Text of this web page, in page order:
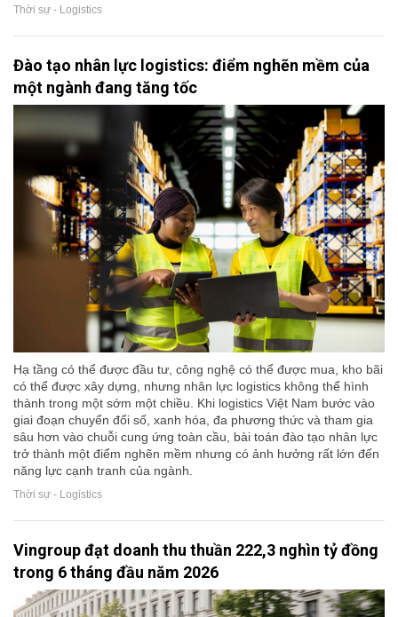
Thời sự - Logistics
Đào tạo nhân lực logistics: điểm nghẽn mềm của
một ngành đang tăng tốc
Hạ tầng có thể được đầu tư, công nghệ có thể được mua, kho bãi
có thể được xây dựng, nhưng nhân lực logistics không thể hình
thành trong một sớm một chiều. Khi logistics Việt Nam bước vào
giai đoạn chuyển đổi số, xanh hóa, đa phương thức và tham gia
sâu hơn vào chuỗi cung ứng toàn cầu, bài toán đào tạo nhân lực
trở thành một điểm nghẽn mềm nhưng có ảnh hưởng rất lớn đến
năng lực cạnh tranh của ngành.
Thời sự - Logistics
Vingroup đạt doanh thu thuần 222,3 nghìn tỷ đồng
trong 6 tháng đầu năm 2026